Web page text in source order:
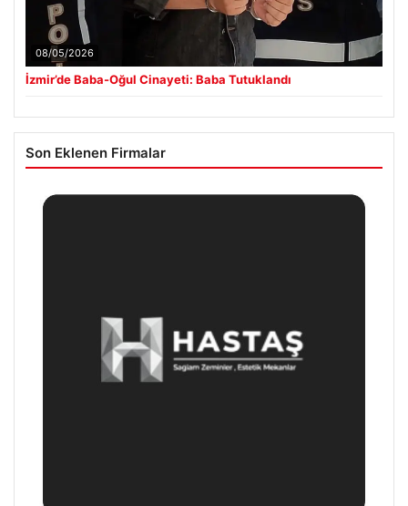
08/05/2026
İzmir’de Baba-Oğul Cinayeti: Baba Tutuklandı
Son Eklenen Firmalar